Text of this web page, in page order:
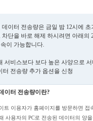
데이터 전송량은 금일 밤 12시에
차단을 바로 해제 하시려면 아래의
이 가능합니다.
서비스보다 보다 높은 사양으로
터 전송량 추가 옵션을 신청
이터 전송량이란?
트 이용자가 홈페이지를 방문하면 접
사용자의 PC로 전송된 데이터의 양